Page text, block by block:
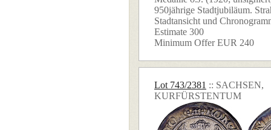
950jährige Stadtjubiläum.
Stadtansicht und
Estimate 300
Minimum Offer EUR 240
Lot 743/2381 :: SACHSEN,
KURFÜRSTENTUM